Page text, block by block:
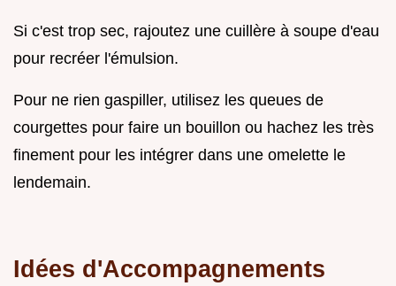
Si c'est trop sec, rajoutez une cuillère à soupe d'eau
pour recréer l'émulsion.
Pour ne rien gaspiller, utilisez les queues de
courgettes pour faire un bouillon ou hachez les très
finement pour les intégrer dans une omelette le
lendemain.
Idées d'Accompagnements